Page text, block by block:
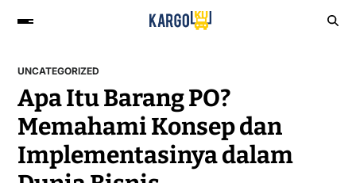
UNCATEGORIZED
Apa Itu Barang PO?
Memahami Konsep dan
Implementasinya dalam